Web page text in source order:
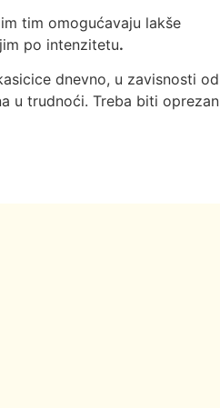
tim omogućavaju lakše
po intenzitetu.
dnevno, u zavisnosti od
u trudnoći. Treba biti oprezan